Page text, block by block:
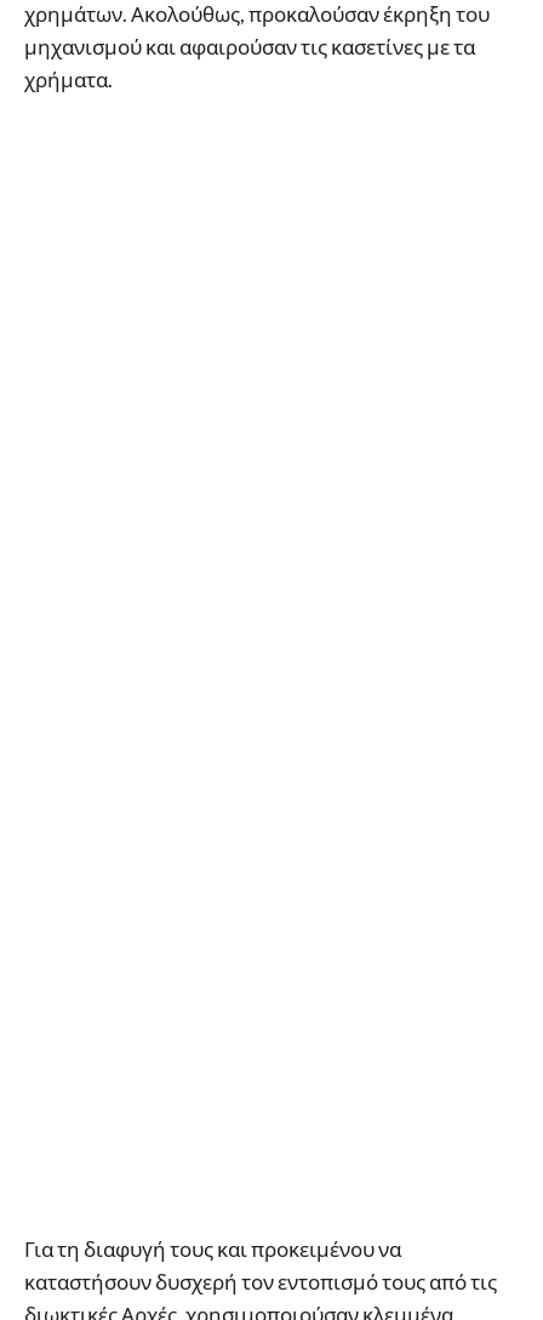
χρημάτων. Ακολούθως, προκαλούσαν έκρηξη του
μηχανισμού και αφαιρούσαν τις κασετίνες με τα
χρήματα.
Για τη διαφυγή τους και προκειμένου να
καταστήσουν δυσχερή τον εντοπισμό τους από τις
διωκτικές Αρχές, χρησιμοποιούσαν κλεμμένα